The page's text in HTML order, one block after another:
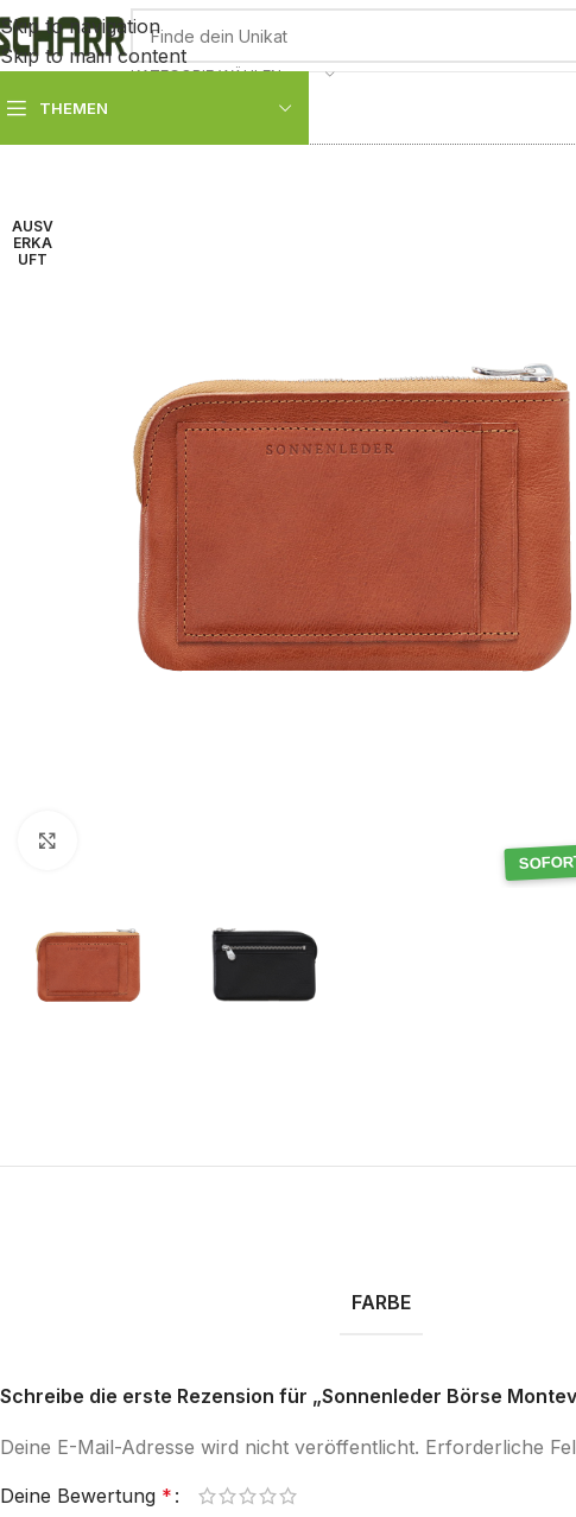
Skip to navigation
Skip to main content
KATEGORIE WÄHLEN
THEMEN
AUSV
ERKA
UFT
FARBE
Schreibe die erste Rezension für „Sonnenleder Börse
Deine E-Mail-Adresse wird nicht veröffentlicht. Erforderliche
Deine Bewertung *